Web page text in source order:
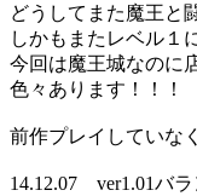
どうしてまた魔王と
しかもまたレベル１
今回は魔王城なのに
色々あります！！！
前作プレイしていな
14.12.07 ver1.01バラ